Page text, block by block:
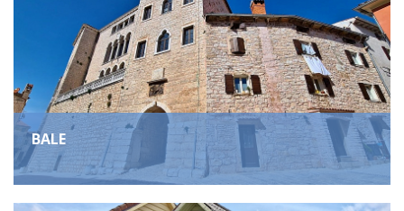
BALE